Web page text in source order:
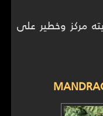
مركز وخطير على